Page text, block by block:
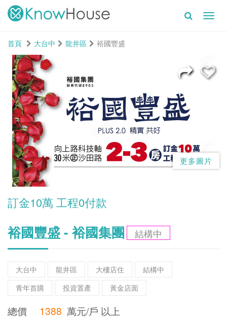
首頁
大台中 龍井區 裕國豐盛
更多圖片
訂金10萬 工程0付款
裕國豐盛 - 裕國集團 結構中
大台中 龍井區 大樓店住
結構中
青年首購
投資置產 黃金店面
總價 1388 萬元/戶 以上